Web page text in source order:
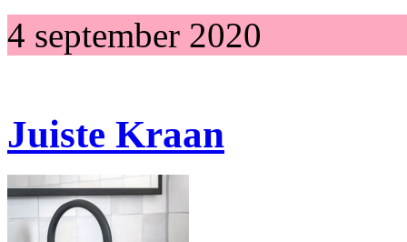
4 september 2020
Juiste Kraan